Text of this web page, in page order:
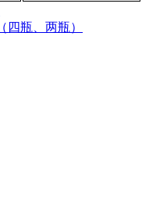
瓶、两瓶）